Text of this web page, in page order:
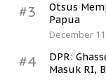
#3
Otsus
Papua
December
#4
DPR:
Masuk RI,